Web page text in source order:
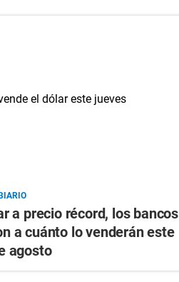
a precio récord, los bancos
a cuánto lo venderán este
agosto